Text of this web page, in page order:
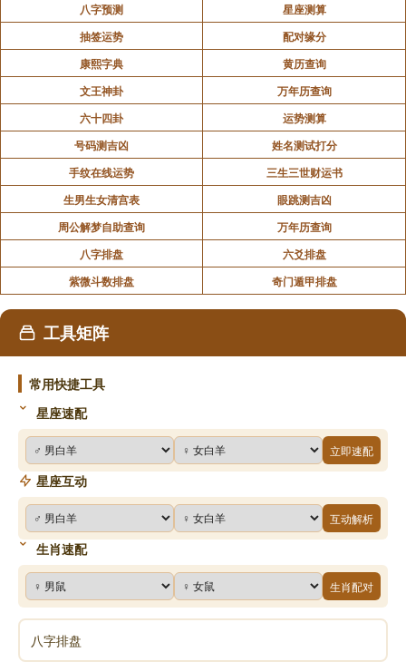
好事可能再来，坏事也可能回头，做好两手准
五、重要提醒
反吟只是“趋势提示”，不是最终结果
一定要结合全局分析，不可只看一点
最终事在人为，格局只是参考
六、总结一句话
反吟局不是“凶局”，而是变局。
它提醒你：速度要快、心态要稳、行动要主动。
声明：部分内容来于网络，如有侵权，请联系我们删除！以上内容，并
八字预测
星座测算
抽签运势
配对缘分
康熙字典
黄历查询
文王神卦
万年历查询
六十四卦
运势测算
号码测吉凶
姓名测试打分
手纹在线运势
三生三世财运书
生男生女清宫表
眼跳测吉凶
周公解梦自助查询
万年历查询
八字排盘
六爻排盘
紫微斗数排盘
奇门遁甲排盘
工具矩阵
常用快捷工具
星座速配
立即速配
星座互动
互动解析
生肖速配
生肖配对
八字排盘